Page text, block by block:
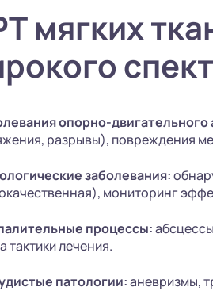
мягких
опорно-двигательного
разрывы), повреждения
заболевания:
мониторинг
процессы:
тактики лечения.
патологии:аневризмы,